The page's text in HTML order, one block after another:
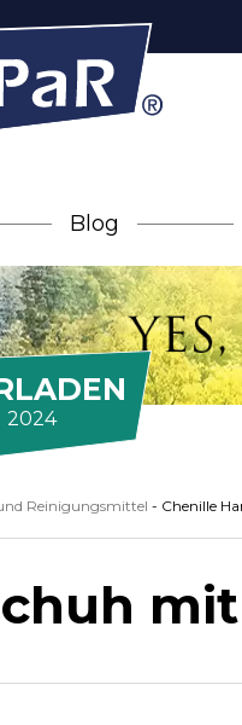
Blog
2024
Reinigungsmittel - Chenille